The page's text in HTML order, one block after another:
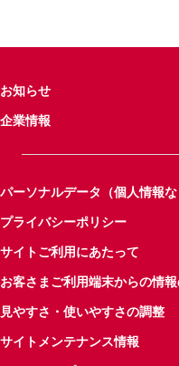
お知らせ
企業情報
パーソナルデータ（個人情報
プライバシーポリシー
サイトご利用にあたって
お客さまご利用端末からの情
見やすさ・使いやすさの調整
サイトメンテナンス情報